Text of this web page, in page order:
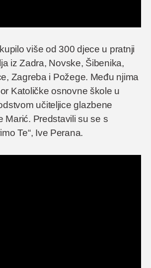
više od 300 djece u pratnji
iz Zadra, Novske, Šibenika,
Zagreba i Požege. Među njima
Katoličke osnovne škole u
učiteljice glazbene
Marić. Predstavili su se s
Te“, Ive Perana.